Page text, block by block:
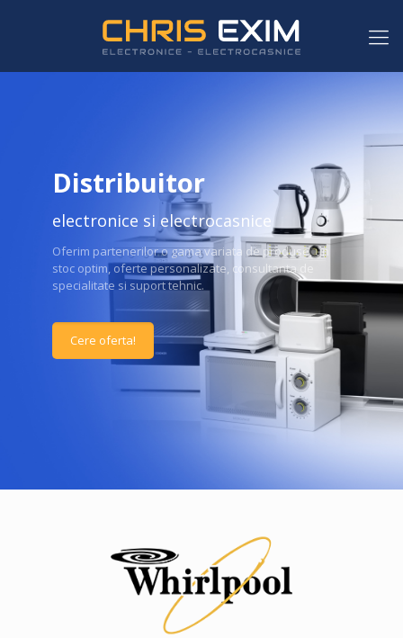
Distribuitor
electronice si electrocasnice
Oferim partenerilor o gama variata de produse, un
stoc optim, oferte personalizate, consultanta de
specialitate si suport tehnic.
Cere oferta!